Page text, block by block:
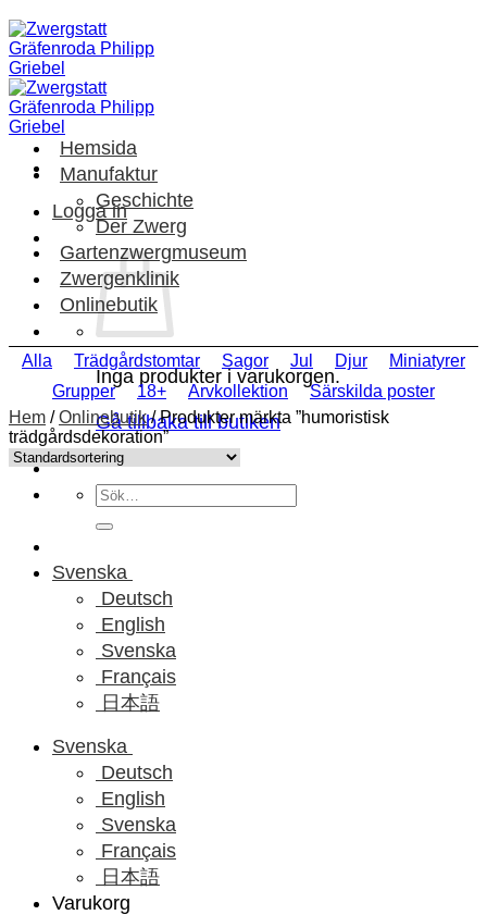
Skip
to
content
Logga in
Inga produkter i varukorgen.
Gå tillbaka till butiken
Sök
efter:
Svenska
Deutsch
English
Svenska
Français
日本語
Svenska
Deutsch
English
Svenska
Français
日本語
Varukorg
Hemsida
Manufaktur
Geschichte
Der Zwerg
Gartenzwergmuseum
Zwergenklinik
Onlinebutik
Alla Trädgårdstomtar Sagor Jul Djur
Miniatyrer
Grupper
18+ Arvkollektion
Särskilda poster
Hem / Onlinebutik /Produkter märkta ”humoristisk
trädgårdsdekoration”